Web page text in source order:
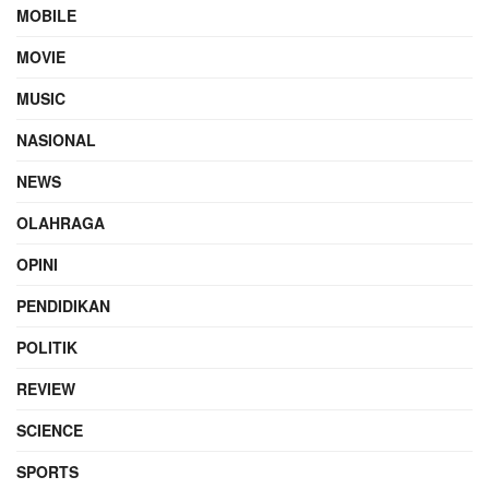
MOBILE
MOVIE
MUSIC
NASIONAL
NEWS
OLAHRAGA
OPINI
PENDIDIKAN
POLITIK
REVIEW
SCIENCE
SPORTS